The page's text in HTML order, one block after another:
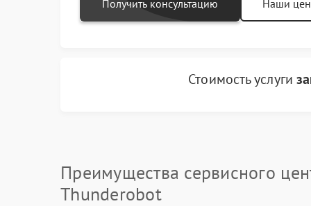
Получить консультацию Наши
Стоимость услуги
Преимущества сервисного
Thunderobot